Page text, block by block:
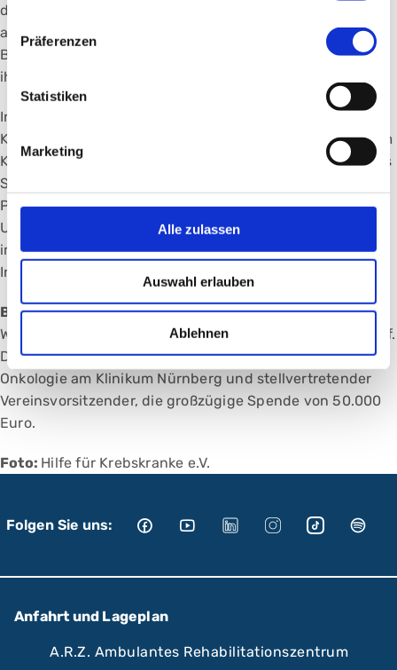
Präferenzen
Statistiken
Marketing
Alle zulassen
Auswahl erlauben
Ablehnen
des Vereins und die herausragende Patientenbetreuung
am Klinikum zu unterstützen. Die Klinik leistet in der
Betreuung der Krebspatientinnen und -patienten und
ihrer Familien hervorragende Arbeit“, so Weichselbaum.
In den vergangenen fast 50 Jahren hat Hilfe für
Krebskranke Nürnberg die Onkologie und Hämatologie am
Klinikum Nürnberg Nord mit über neun Millionen Euro aus
Spenden unterstützt. Es gibt drei Schwerpunkte: das
Projekt „Familien leben mit Krebs“, laborexperimentelle
Untersuchungen zur Entwicklung von
immuntherapeutischen Ansätzen und bessere
Infrastruktur bei der Patientenversorgung.
Bild oben:Gerhard Weichselbaum, Gesellschafter der
Weichselbaum & Sommerer GmbH (li.), übergab Univ.-Prof.
Dr. Stefan Knop, Direktor der Klinik für Hämatologie und
Onkologie am Klinikum Nürnberg und stellvertretender
Vereinsvorsitzender, die großzügige Spende von 50.000
Euro.
Foto: Hilfe für Krebskranke e.V.
Folgen Sie uns:
Anfahrt und Lageplan
A.R.Z. Ambulantes Rehabilitationszentrum